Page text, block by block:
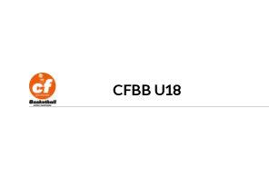
CFBB U18